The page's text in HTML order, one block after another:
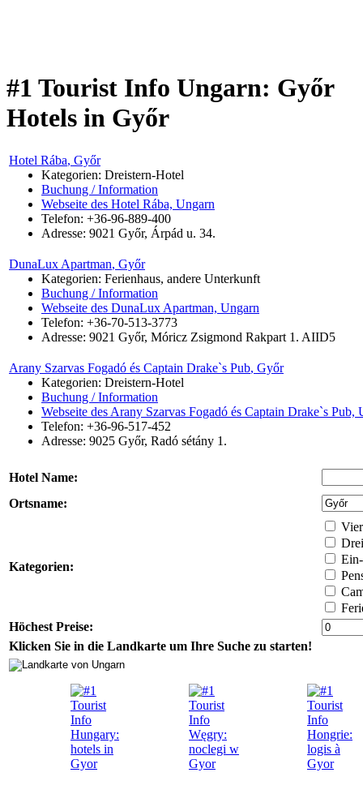
#1 Tourist Info Ungarn: Győr
Hotels in Győr
Hotel Rába, Győr
Kategorien: Dreistern-Hotel
Buchung / Information
Webseite des Hotel Rába, Ungarn
Telefon: +36-96-889-400
Adresse: 9021 Győr, Árpád u. 34.
DunaLux Apartman, Győr
Kategorien: Ferienhaus, andere Unterkunft
Buchung / Information
Webseite des DunaLux Apartman, Ungarn
Telefon: +36-70-513-3773
Adresse: 9021 Győr, Móricz Zsigmond Rakpart 1. AIID5
Arany Szarvas Fogadó és Captain Drake`s Pub, Győr
Kategorien: Dreistern-Hotel
Buchung / Information
Webseite des Arany Szarvas Fogadó és Captain Drake`s Pub,
Telefon: +36-96-517-452
Adresse: 9025 Győr, Radó sétány 1.
Hotel Name:
Ortsname:
Kategorien:
Höchest Preise:
Klicken Sie in die Landkarte um Ihre Suche zu starten!